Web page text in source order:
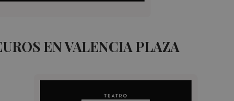
EN VALENCIA PLAZA